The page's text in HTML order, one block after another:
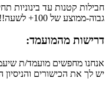
חבילות קטנות עד בינוניות
גבוה-ממוצע של 100+ לשעה!!
דרישות מהמועמד:
אנחנו מחפשים מועמד/ת
יש לך את הכישורים